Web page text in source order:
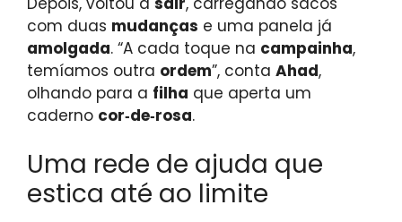
com duas mudanças e uma panela já
amolgada. “A cada toque na campainha,
temíamos outra ordem”, conta Ahad,
olhando para a filha que aperta um
caderno cor‑de‑rosa.
Uma rede de ajuda que
estica até ao limite